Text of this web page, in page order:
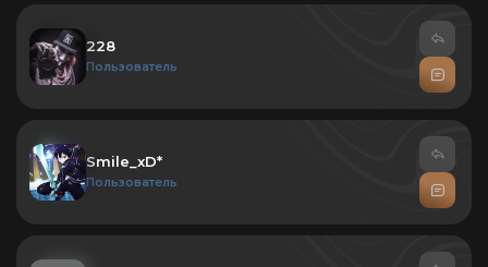
228
Пользователь
Smile_xD*
Пользователь